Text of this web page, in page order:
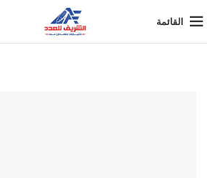
القائمة